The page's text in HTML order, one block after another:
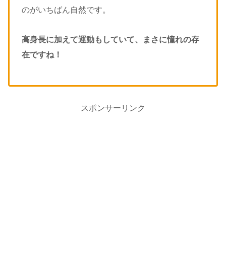
のがいちばん自然です。
高身長に加えて運動もしていて、まさに憧れの存
在ですね！
スポンサーリンク